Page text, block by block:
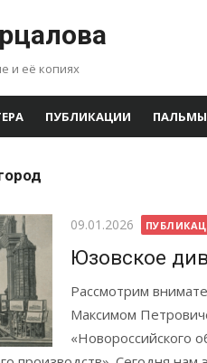
и её копиях
ПУБЛИКАЦИИ ПАЛЬМЫ
Опубликовано
09.01.2026
Юзовское
Рассмотрим
Максимом
«Новороссийского